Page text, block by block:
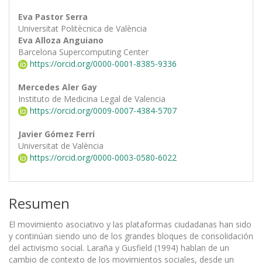
Eva Pastor Serra
Universitat Politècnica de València
Eva Alloza Anguiano
Barcelona Supercomputing Center
https://orcid.org/0000-0001-8385-9336
Mercedes Aler Gay
Instituto de Medicina Legal de Valencia
https://orcid.org/0009-0007-4384-5707
Javier Gómez Ferri
Universitat de València
https://orcid.org/0000-0003-0580-6022
Resumen
El movimiento asociativo y las plataformas ciudadanas han sido
y continúan siendo uno de los grandes bloques de consolidación
del activismo social. Laraña y Gusfield (1994) hablan de un
cambio de contexto de los movimientos sociales, desde un